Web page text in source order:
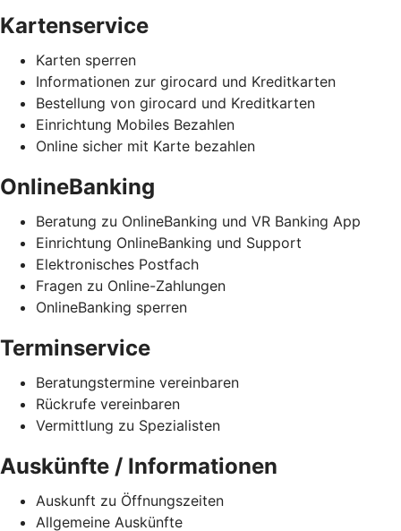
Kartenservice
Karten sperren
Informationen zur girocard und Kreditkarten
Bestellung von girocard und Kreditkarten
Einrichtung Mobiles Bezahlen
Online sicher mit Karte bezahlen
OnlineBanking
Beratung zu OnlineBanking und VR Banking App
Einrichtung OnlineBanking und Support
Elektronisches Postfach
Fragen zu Online-Zahlungen
OnlineBanking sperren
Terminservice
Beratungstermine vereinbaren
Rückrufe vereinbaren
Vermittlung zu Spezialisten
Auskünfte / Informationen
Auskunft zu Öffnungszeiten
Allgemeine Auskünfte